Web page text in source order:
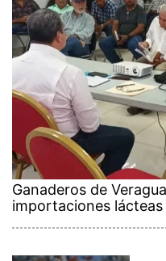
Ganaderos de
importaciones